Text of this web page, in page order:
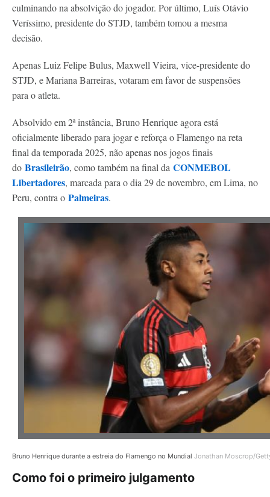
culminando na absolvição do jogador. Por último, Luís Otávio
Veríssimo, presidente do STJD, também tomou a mesma
decisão.
Apenas Luiz Felipe Bulus, Maxwell Vieira, vice-presidente do
STJD, e Mariana Barreiras, votaram em favor de suspensões
para o atleta.
Absolvido em 2ª instância, Bruno Henrique agora está
oficialmente liberado para jogar e reforça o Flamengo na reta
final da temporada 2025, não apenas nos jogos finais
do Brasileirão, como também na final da CONMEBOL
Libertadores, marcada para o dia 29 de novembro, em Lima, no
Peru, contra o Palmeiras.
Bruno Henrique durante a estreia do Flamengo no Mundial Jonathan Moscrop/
Como foi o primeiro julgamento